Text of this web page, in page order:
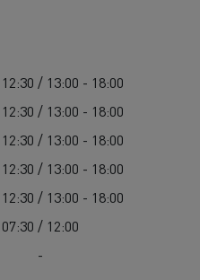
/ 13:00 - 18:00
/ 13:00 - 18:00
/ 13:00 - 18:00
/ 13:00 - 18:00
/ 13:00 - 18:00
07:30 / 12:00
-